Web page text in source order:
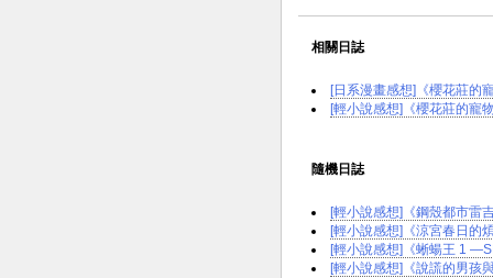
相關日誌
[日系漫畫感想]《櫻花莊的
[輕小說感想]《櫻花莊的寵
隨機日誌
[輕小說感想]《鋼殼都市雷
[輕小說感想]《涼宮春日的
[輕小說感想]《蜥蝪王 1
[輕小說感想]《說謊的男孩